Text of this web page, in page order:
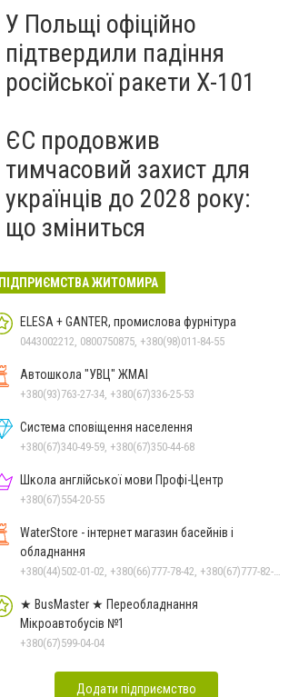
У Польщі офіційно
підтвердили падіння
російської ракети Х-101
ЄС продовжив
тимчасовий захист для
українців до 2028 року:
що зміниться
ПІДПРИЄМСТВА ЖИТОМИРА
ELESA + GANTER, промислова фурнітура
0443002212, 0800750875, +380(98)011-84-55
Автошкола "УВЦ" ЖМАІ
+380(93)763-27-34, +380(67)336-25-53
Система сповіщення населення
+380(67)340-49-59, +380(67)350-44-68
Школа англійської мови Профі-Центр
+380(67)554-20-55
WaterStore - інтернет магазин басейнів і
обладнання
+380(44)502-01-02, +380(66)777-78-42, +380(67)777-82-19, +380(67)890-80-80, +380(73)890-80-80, +380(44)502-01-03
★ BusMaster ★ Переобладнання
Мікроавтобусів №1
+380(67)599-04-04
Додати підприємство